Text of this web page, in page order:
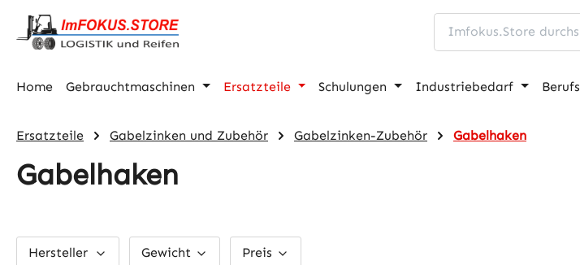
Hauptinhalt springen
Zur Suche springen
Zur Hauptnavigation springen
Home Gebrauchtmaschinen Ersatzteile Schulungen Industriebedarf
Ersatzteile Gabelzinken und Zubehör Gabelzinken-Zubehör Gabelhaken
Gabelhaken
Hersteller Gewicht Preis